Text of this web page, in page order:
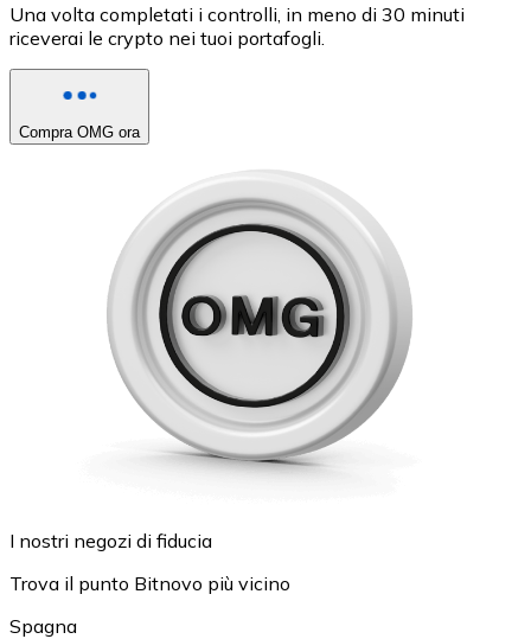
Una volta completati i controlli, in meno di 30 minuti
riceverai le crypto nei tuoi portafogli.
Compra OMG ora
I nostri negozi di fiducia
Trova il punto Bitnovo più vicino
Spagna